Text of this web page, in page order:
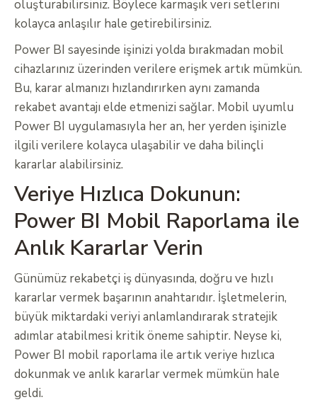
oluşturabilirsiniz. Böylece karmaşık veri setlerini
kolayca anlaşılır hale getirebilirsiniz.
Power BI sayesinde işinizi yolda bırakmadan mobil
cihazlarınız üzerinden verilere erişmek artık mümkün.
Bu, karar almanızı hızlandırırken aynı zamanda
rekabet avantajı elde etmenizi sağlar. Mobil uyumlu
Power BI uygulamasıyla her an, her yerden işinizle
ilgili verilere kolayca ulaşabilir ve daha bilinçli
kararlar alabilirsiniz.
Veriye Hızlıca Dokunun:
Power BI Mobil Raporlama ile
Anlık Kararlar Verin
Günümüz rekabetçi iş dünyasında, doğru ve hızlı
kararlar vermek başarının anahtarıdır. İşletmelerin,
büyük miktardaki veriyi anlamlandırarak stratejik
adımlar atabilmesi kritik öneme sahiptir. Neyse ki,
Power BI mobil raporlama ile artık veriye hızlıca
dokunmak ve anlık kararlar vermek mümkün hale
geldi.